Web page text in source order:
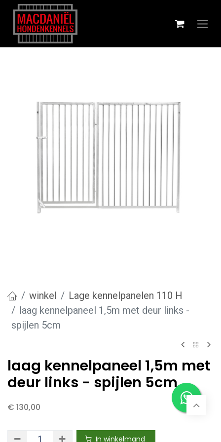
winkel
Lage kennelpanelen 110 H
laag kennelpaneel 1,5m met deur links -
spijlen 5cm
laag kennelpaneel 1,5m met
deur links - spijlen 5cm
€ 130,00
In winkelmand